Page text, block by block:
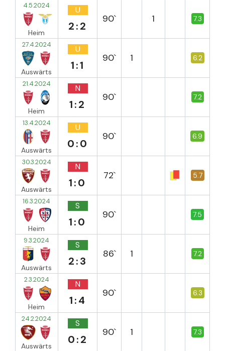
4.5.2024
Heim
U
2:2
90` 1 7.3
27.4.2024
Auswärts
U
1:1
90` 1 6.2
21.4.2024
Heim
N
1:2
90` 7.2
13.4.2024
Auswärts
U
0:0
90` 6.9
30.3.2024
Auswärts
N
1:0
72` 5.7
16.3.2024
Heim
S
1:0
90` 7.5
9.3.2024
Auswärts
S
2:3
86` 1 7.2
2.3.2024
Heim
N
1:4
90` 6.3
24.2.2024
Auswärts
S
0:2
90` 1 7.3